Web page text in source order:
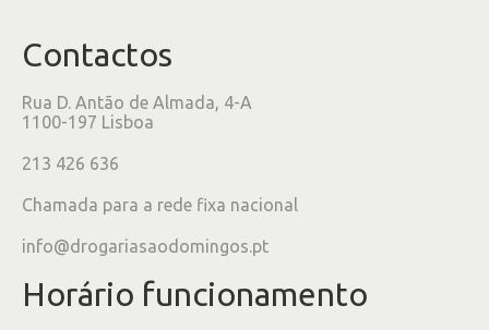
Contactos
Rua D. Antão de Almada, 4-A
1100-197 Lisboa
213 426 636
Chamada para a rede fixa nacional
info@drogariasaodomingos.pt
Horário funcionamento